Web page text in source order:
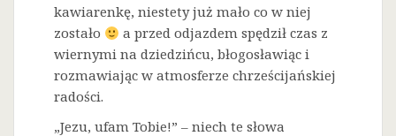
kawiarenkę, niestety już mało co w niej
zostało
a przed odjazdem spędził czas z
wiernymi na dziedzińcu, błogosławiąc i
rozmawiając w atmosferze chrześcijańskiej
radości.
„Jezu, ufam Tobie!” – niech te słowa